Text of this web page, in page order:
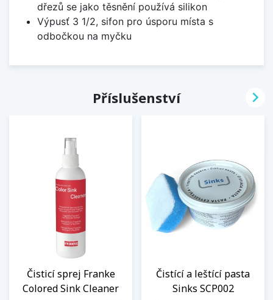
dřezů se jako těsnění používá silikon
Výpusť 3 1/2, sifon pro úsporu místa s
odbočkou na myčku
Příslušenství
Čisticí sprej Franke
Colored Sink Cleaner
Čistící a leštící pasta
Sinks SCP002
